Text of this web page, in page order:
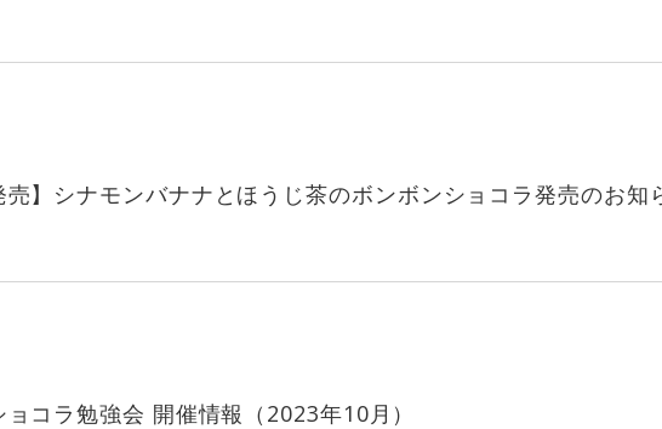
売】シナモンバナナとほうじ茶のボンボンショコラ発売のお知
コラ勉強会 開催情報（2023年10月）